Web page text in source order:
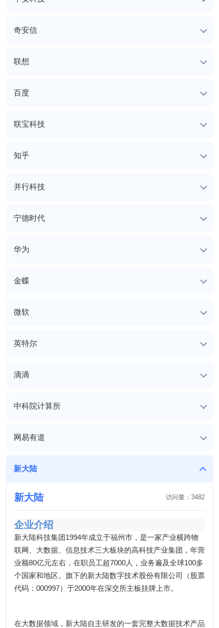
奇安信
联想
百度
联宝科技
知乎
并行科技
宁德时代
华为
金蝶
微软
英特尔
滴滴
中科院计算所
网易有道
新大陆
新大陆 访问量： 3482
企业介绍
新大陆科技集团1994年成立于福州市，是一家产业横跨物
联网、大数据、信息技术三大板块的高科技产业集团，年营
业额80亿元左右，在职员工超7000人，业务遍及全球100多
个国家和地区。旗下的新大陆数字技术股份有限公司（股票
代码：000997）于2000年在深交所主板挂牌上市。
在大数据领域，新大陆自主研发的一套完整大数据技术产品